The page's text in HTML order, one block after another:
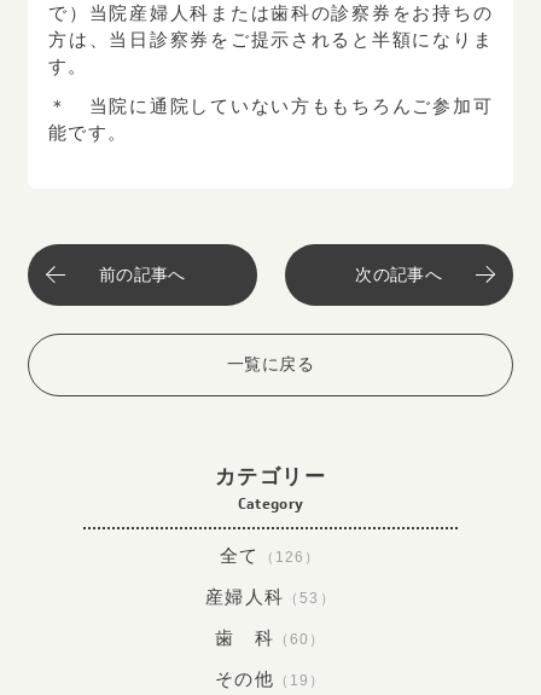
で）当院産婦人科または歯科の診察券をお持ちの
方は、当日診察券をご提示されると半額になりま
す。
＊ 当院に通院していない方ももちろんご参加可
能です。
一覧に戻る
前の記事へ 次の記事へ
カテゴリー
Category
全て （126）
産婦人科 （53）
歯 科 （60）
その他 （19）